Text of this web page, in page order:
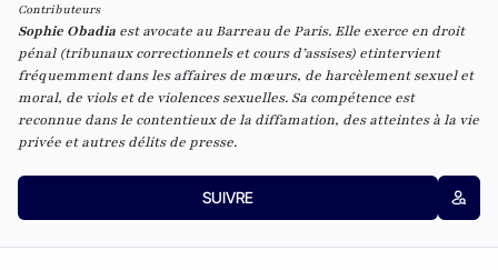
Contributeurs
Sophie Obadia est avocate au Barreau de Paris. Elle exerce en droit
pénal (tribunaux correctionnels et cours d’assises) etintervient
fréquemment dans les affaires de mœurs, de harcèlement sexuel et
moral, de viols et de violences sexuelles. Sa compétence est
reconnue dans le contentieux de la diffamation, des atteintes à la vie
privée et autres délits de presse.
SUIVRE